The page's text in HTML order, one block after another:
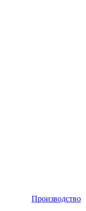
Производство